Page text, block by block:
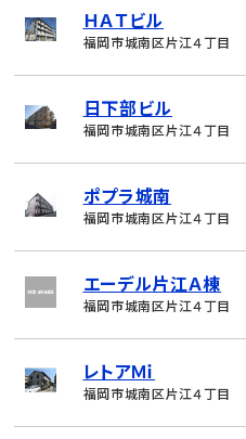
ＨＡＴビル
福岡市城南区片江４丁目
日下部ビル
福岡市城南区片江４丁目
ポプラ城南
福岡市城南区片江４丁目
エーデル片江Ａ棟
福岡市城南区片江４丁目
レトアＭｉ
福岡市城南区片江４丁目